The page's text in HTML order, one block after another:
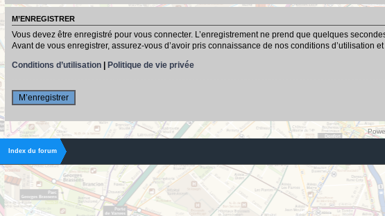
M’ENREGISTRER
Vous devez être enregistré pour vous connecter. L’enregistrement ne prend que quelques
Avant de vous enregistrer, assurez-vous d’avoir pris connaissance de nos conditions
Conditions d’utilisation
Politique de vie privée
M’enregistrer
Index du forum